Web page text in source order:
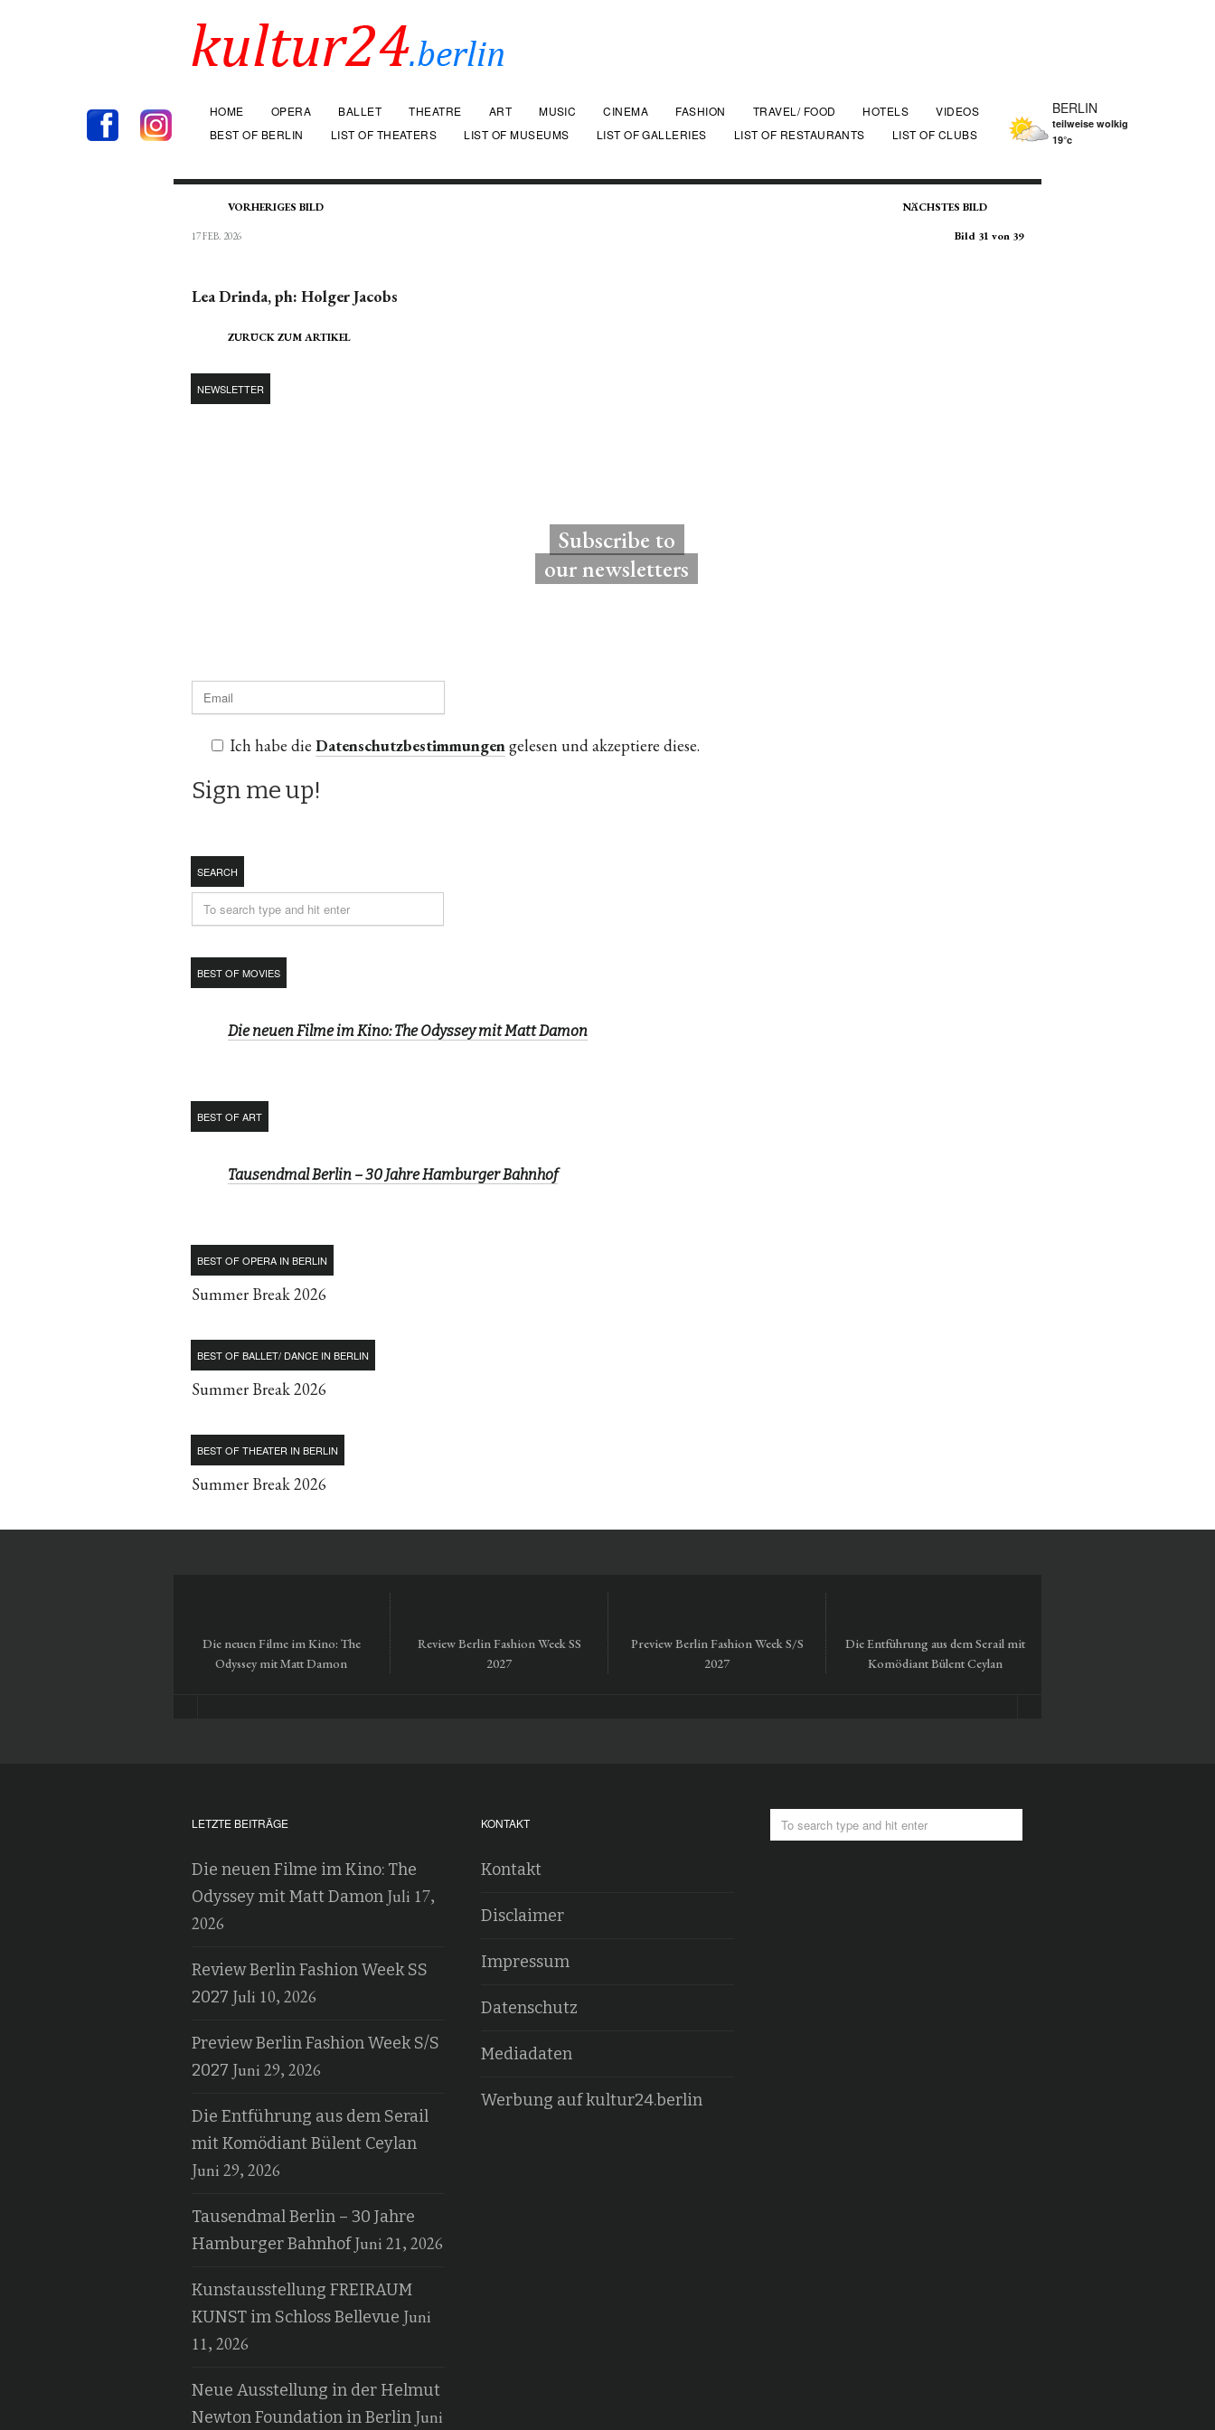
BERLIN
teilweise wolkig
19°c
HOME OPERA BALLET THEATRE ART MUSIC CINEMA FASHION TRAVEL/ FOOD HOTELS
VIDEOS
BEST OF BERLIN
LIST OF THEATERS LIST OF MUSEUMS LIST OF GALLERIES LIST OF RESTAURANTS LIST OF CLUBS
VORHERIGES BILD NÄCHSTES BILD
17 FEB. 2026 Bild 31 von 39
Lea Drinda, ph: Holger Jacobs
ZURÜCK ZUM ARTIKEL
NEWSLETTER
Subscribe to
our newsletters
Ich habe die Datenschutzbestimmungengelesen und akzeptiere diese.
SEARCH
BEST OF MOVIES
Die neuen Filme im Kino: The Odyssey mit Matt Damon
BEST OF ART
Tausendmal Berlin – 30 Jahre Hamburger Bahnhof
BEST OF OPERA IN BERLIN
Summer Break 2026
BEST OF BALLET/ DANCE IN BERLIN
Summer Break 2026
BEST OF THEATER IN BERLIN
Summer Break 2026
Die neuen Filme im Kino: The
Odyssey mit Matt Damon
Review Berlin Fashion Week SS
2027
Preview Berlin Fashion Week S/S
2027
Die Entführung aus dem Serail mit
Komödiant Bülent Ceylan
LETZTE BEITRÄGE
Die neuen Filme im Kino: The
Odyssey mit Matt Damon Juli 17,
2026
Review Berlin Fashion Week SS
2027 Juli 10, 2026
Preview Berlin Fashion Week S/S
2027 Juni 29, 2026
Die Entführung aus dem Serail
mit Komödiant Bülent Ceylan
Juni 29, 2026
Tausendmal Berlin – 30 Jahre
Hamburger Bahnhof Juni 21, 2026
Kunstausstellung FREIRAUM
KUNST im Schloss Bellevue Juni
11, 2026
Neue Ausstellung in der Helmut
Newton Foundation in Berlin Juni
KONTAKT
Kontakt
Disclaimer
Impressum
Datenschutz
Mediadaten
Werbung auf kultur24.berlin